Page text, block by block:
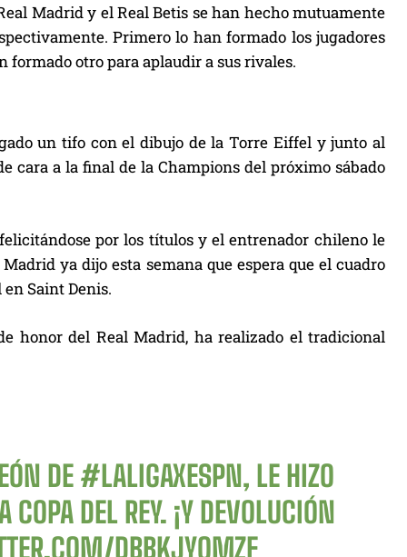
Madrid y el Real Betis se han hecho mutuamente
Primero lo han formado los jugadores
formado otro para aplaudir a sus rivales.
un tifo con el dibujo de la Torre Eiffel y junto al
cara a la final de la Champions del próximo sábado
por los títulos y el entrenador chileno le
ya dijo esta semana que espera que el cuadro
Saint Denis.
honor del Real Madrid, ha realizado el tradicional
DE #LALIGAXESPN, LE HIZO
DEL REY. ¡Y DEVOLUCIÓN
DBBKJYOMZF